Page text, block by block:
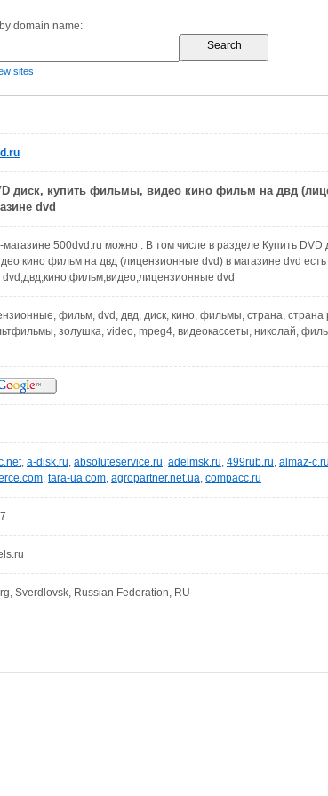
domain name:
sites
диск, купить фильмы, видео кино фильм на двд
dvd
магазине 500dvd.ru можно . В том числе в разделе Купить DVD
кино фильм на двд (лицензионные dvd) в магазине dvd есть
dvd,двд,кино,фильм,видео,лицензионные dvd
фильм, dvd, двд, диск, кино, фильмы, страна, страна
золушка, video, mpeg4, видеокассеты, николай,
, a-disk.ru, absoluteservice.ru, adelmsk.ru, 499rub.ru, almaz-c.ru
, tara-ua.com, agropartner.net.ua, compacc.ru
Sverdlovsk, Russian Federation, RU